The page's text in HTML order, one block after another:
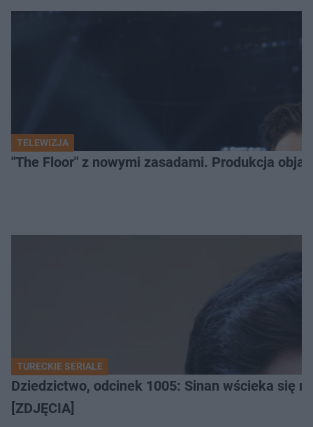
TELEWIZJA
"The Floor" z nowymi zasadami. Produkcja
TURECKIE SERIALE
Dziedzictwo, odcinek 1005: Sinan wścieka się
[ZDJĘCIA]